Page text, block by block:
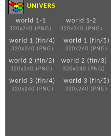
UNIVERS
world 1-1
320x240 (PNG)
world 1-2
320x240 (PNG)
world 1 (fin/4)
320x240 (PNG)
world 1 (fin/5)
320x240 (PNG)
world 2 (fin/2)
320x240 (PNG)
world 2 (fin/3)
320x240 (PNG)
world 3 (fin/4)
320x240 (PNG)
world 3 (fin/5)
320x240 (PNG)